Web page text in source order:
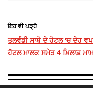
ਇਹ ਵੀ ਪੜ੍ਹੋ
ਤਲਵੰਡੀ ਸਾਬੋ ਦੇ ਹੋਟਲ 'ਚ ਦੇਹ
ਹੋਟਲ ਮਾਲਕ ਸਮੇਤ 4 ਖ਼ਿਲਾਫ਼